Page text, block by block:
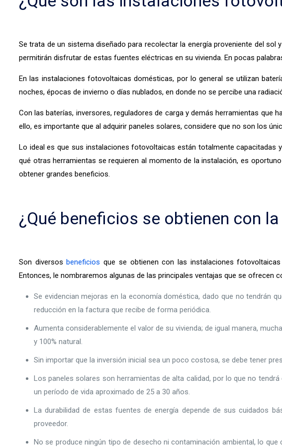
Se trata de un sistema diseñado para recolectar la energía proveniente del
permitirán disfrutar de estas fuentes eléctricas en su vivienda. En pocas
En las instalaciones fotovoltaicas domésticas, por lo general se utilizan
noches, épocas de invierno o días nublados, en donde no se percibe una
Con las baterías, inversores, reguladores de carga y demás herramientas
ello, es importante que al adquirir paneles solares, considere que no son los
Lo ideal es que sus instalaciones fotovoltaicas están totalmente capacitadas
qué otras herramientas se requieren al momento de la instalación, es
obtener grandes beneficios.
¿Qué beneficios se obtienen con la
Son diversosbeneficios que se obtienen con las instalaciones
Entonces, le nombraremos algunas de las principales ventajas que se
Se evidencian mejoras en la economía doméstica, dado que no tendrán
reducción en la factura que recibe de forma periódica.
Aumenta considerablemente el valor de su vivienda; de igual manera,
y 100% natural.
Sin importar que la inversión inicial sea un poco costosa, se debe tener
Los paneles solares son herramientas de alta calidad, por lo que no
un período de vida aproximado de 25 a 30 años.
La durabilidad de estas fuentes de energía depende de sus cuidados
proveedor.
No se produce ningún tipo de desecho ni contaminación ambiental, lo